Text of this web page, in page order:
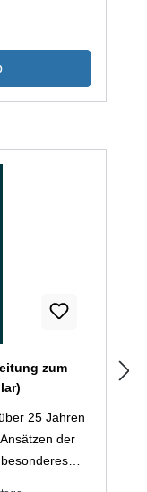
Abgrund
versuchen
Emil
beschäftigt,
zum
25 Jahren
der